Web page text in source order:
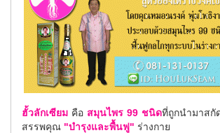
ฮั้วลักเซียม คือ สมุนไพร 99 ชนิดที่ถูกนำมาสกั
สรรพคุณ "บำรุงและพื้นฟู" ร่างกาย